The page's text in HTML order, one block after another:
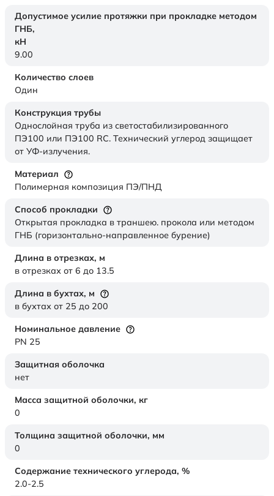
Допустимое усилие протяжки при прокладке методом
ГНБ,
кН
9.00
Количество слоев
Один
Конструкция трубы
Однослойная труба из светостабилизированного
ПЭ100 или ПЭ100 RC. Технический углерод защищает
от УФ-излучения.
Материал
Полимерная композиция ПЭ/ПНД
Способ прокладки
Открытая прокладка в траншею. прокола или методом
ГНБ (горизонтально-направленное бурение)
Длина в отрезках, м
в отрезках от 6 до 13.5
Длина в бухтах, м
в бухтах от 25 до 200
Номинальное давление
PN 25
Защитная оболочка
нет
Масса защитной оболочки, кг
0
Толщина защитной оболочки, мм
0
Содержание технического углерода, %
2.0-2.5